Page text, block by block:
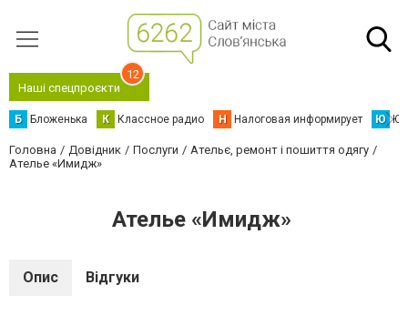
Наші спецпроєкти
12
Б Бложенька К Классное радио Н Налоговая информирует Ю
Головна Довідник Послуги
Ательє, ремонт і пошиття одягу
Ателье «Имидж»
Ателье «Имидж»
Опис Відгуки